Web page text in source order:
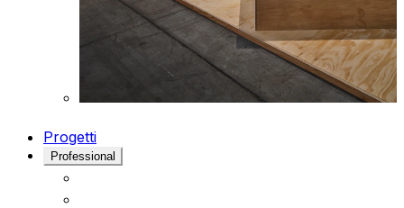
Progetti
Professional